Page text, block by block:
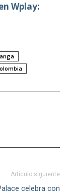
Wplay:
Artículo siguiente
celebra con